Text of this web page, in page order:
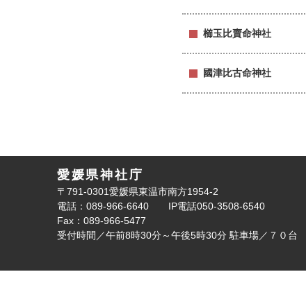
櫛玉比賣命神社
國津比古命神社
愛媛県神社庁
〒791-0301愛媛県東温市南方1954-2
電話：089-966-6640 IP電話050-3508-6540
Fax：089-966-5477
受付時間／午前8時30分～午後5時30分 駐車場／７０台